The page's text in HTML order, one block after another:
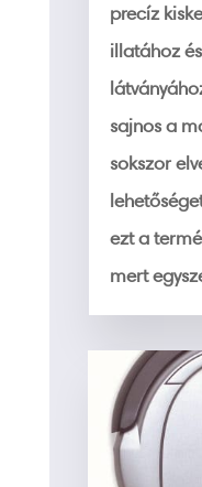
precíz
illatához
sajnos a
sokszor
ezt a
mert